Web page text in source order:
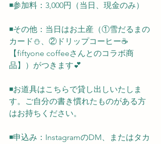
◾️参加料：3,000円（当日、現金のみ）
◾️その他：当日はお土産（①雪だるまの
カード⛄️、②ドリップコーヒー☕️
【fiftyone coffeeさんとのコラボ商
品】）がつきます💕
◾️お道具はこちらで貸し出しいたしま
す。ご自分の書き慣れたものがある方
はお持ちください。
◾️申込み：InstagramのDM、またはタカ